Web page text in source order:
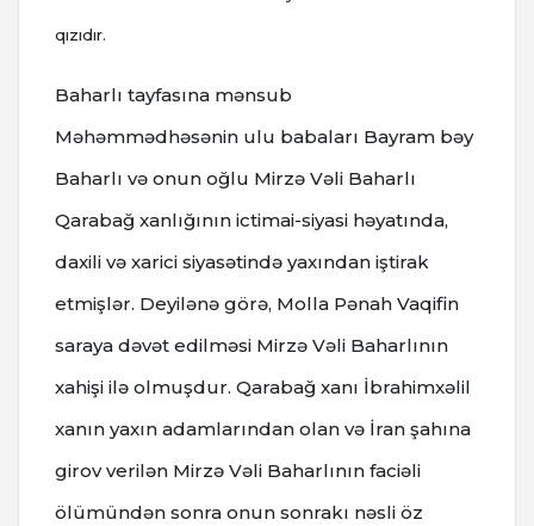
qızıdır.
Baharlı tayfasına mənsub
Məhəmmədhəsənin ulu babaları Bayram bəy
Baharlı və onun oğlu Mirzə Vəli Baharlı
Qarabağ xanlığının ictimai-siyasi həyatında,
daxili və xarici siyasətində yaxından iştirak
etmişlər. Deyilənə görə, Molla Pənah Vaqifin
saraya dəvət edilməsi Mirzə Vəli Baharlının
xahişi ilə olmuşdur. Qarabağ xanı İbrahimxəlil
xanın yaxın adamlarından olan və İran şahına
girov verilən Mirzə Vəli Baharlının faciəli
ölümündən sonra onun sonrakı nəsli öz